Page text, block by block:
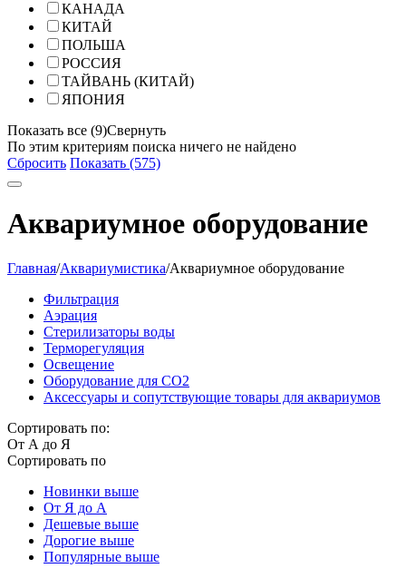
КАНАДА
КИТАЙ
ПОЛЬША
РОССИЯ
ТАЙВАНЬ (КИТАЙ)
ЯПОНИЯ
Показать все (9)Свернуть
По этим критериям поиска ничего не найдено
Сбросить Показать (575)
Аквариумное оборудование
Главная/Аквариумистика/Аквариумное оборудование
Фильтрация
Аэрация
Стерилизаторы воды
Терморегуляция
Освещение
Оборудование для CO2
Аксессуары и сопутствующие товары для аквариумов
Сортировать по:
От А до Я
Сортировать по
Новинки выше
От Я до А
Дешевые выше
Дорогие выше
Популярные выше